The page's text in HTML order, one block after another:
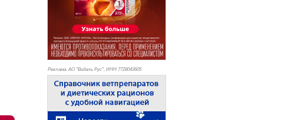
Реклама. АО "Видаль Рус", ИНН 7728043605